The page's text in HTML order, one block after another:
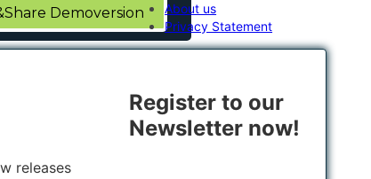
Demoversion
About us
Privacy Statement
Register to our
Newsletter now!
releases